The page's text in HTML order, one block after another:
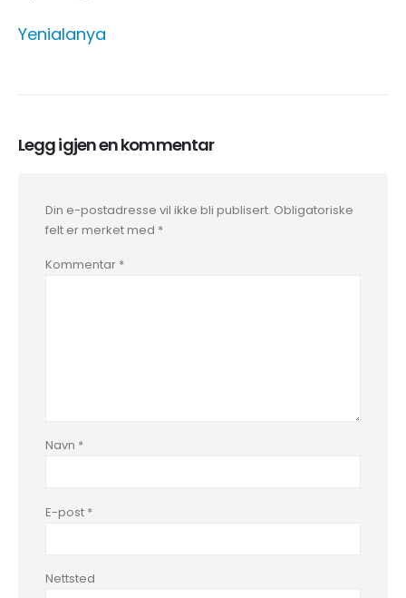
Yenialanya
Legg igjen en kommentar
Din e-postadresse vil ikke bli publisert. Obligatoriske
felt er merket med *
Kommentar *
Navn *
E-post *
Nettsted